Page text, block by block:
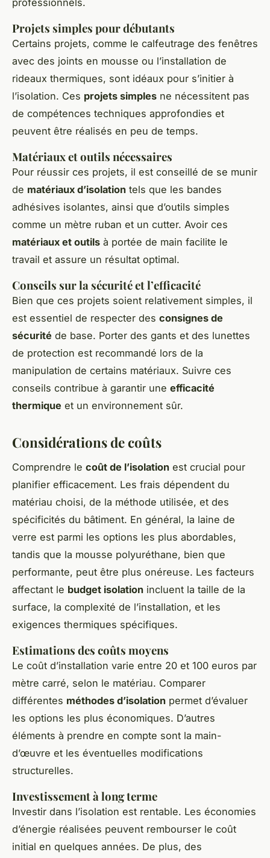
Projets simples pour débutants
Certains projets, comme le calfeutrage des fenêtres
avec des joints en mousse ou l’installation de
rideaux thermiques, sont idéaux pour s’initier à
l’isolation. Ces projets simples ne nécessitent pas
de compétences techniques approfondies et
peuvent être réalisés en peu de temps.
Matériaux et outils nécessaires
Pour réussir ces projets, il est conseillé de se munir
de matériaux d’isolation tels que les bandes
adhésives isolantes, ainsi que d’outils simples
comme un mètre ruban et un cutter. Avoir ces
matériaux et outils à portée de main facilite le
travail et assure un résultat optimal.
Conseils sur la sécurité et l’efficacité
Bien que ces projets soient relativement simples, il
est essentiel de respecter des consignes de
sécurité de base. Porter des gants et des lunettes
de protection est recommandé lors de la
manipulation de certains matériaux. Suivre ces
conseils contribue à garantir une efficacité
thermique et un environnement sûr.
Considérations de coûts
Comprendre le coût de l’isolation est crucial pour
planifier efficacement. Les frais dépendent du
matériau choisi, de la méthode utilisée, et des
spécificités du bâtiment. En général, la laine de
verre est parmi les options les plus abordables,
tandis que la mousse polyuréthane, bien que
performante, peut être plus onéreuse. Les facteurs
affectant le budget isolation incluent la taille de la
surface, la complexité de l’installation, et les
exigences thermiques spécifiques.
Estimations des coûts moyens
Le coût d’installation varie entre 20 et 100 euros par
mètre carré, selon le matériau. Comparer
différentes méthodes d’isolation permet d’évaluer
les options les plus économiques. D’autres
éléments à prendre en compte sont la main-
d’œuvre et les éventuelles modifications
structurelles.
Investissement à long terme
Investir dans l’isolation est rentable. Les économies
d’énergie réalisées peuvent rembourser le coût
initial en quelques années. De plus, des